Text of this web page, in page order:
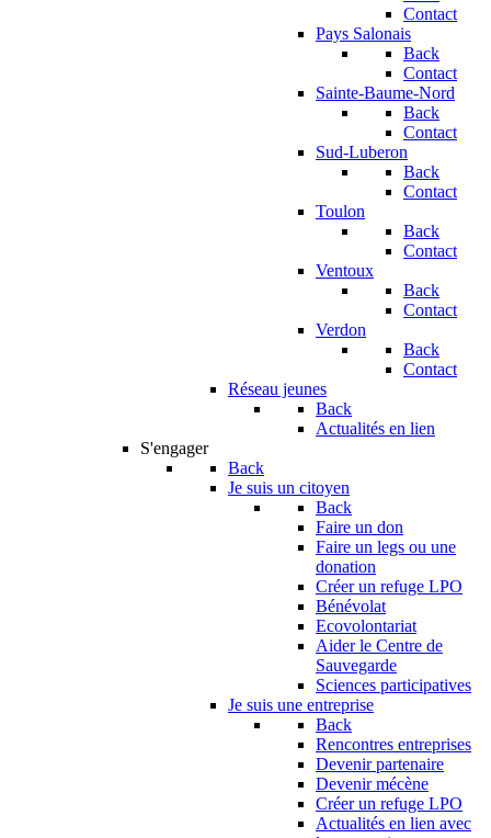
Contact
Pays Salonais
Back
Contact
Sainte-Baume-Nord
Back
Contact
Sud-Luberon
Back
Contact
Toulon
Back
Contact
Ventoux
Back
Contact
Verdon
Back
Contact
Réseau jeunes
Back
Actualités en lien
S'engager
Back
Je suis un citoyen
Back
Faire un don
Faire un legs ou une
donation
Créer un refuge LPO
Bénévolat
Ecovolontariat
Aider le Centre de
Sauvegarde
Sciences participatives
Je suis une entreprise
Back
Rencontres entreprises
Devenir partenaire
Devenir mécène
Créer un refuge LPO
Actualités en lien avec